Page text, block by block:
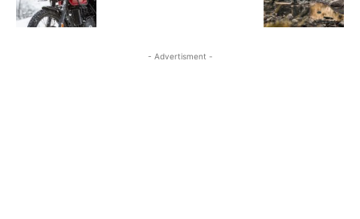
- Advertisment -